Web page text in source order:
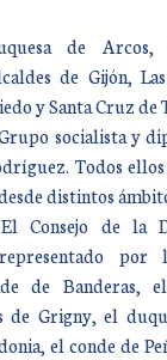
de Arcos,
de Gijón,
y Santa Cruz de
socialista y
Todos
distintos
El Consejo de la
por
de Banderas,
de Grigny, el
el conde de